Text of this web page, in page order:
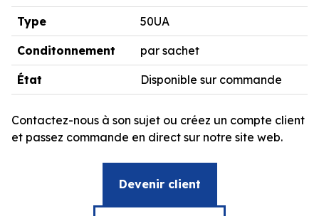
Type 50UA
Conditonnement par sachet
État Disponible sur commande
Contactez-nous à son sujet ou créez un compte client
et passez commande en direct sur notre site web.
Devenir client